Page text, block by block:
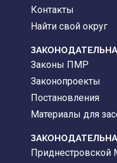
Контакты
Найти свой округ
Законы ПМР
Законопроекты
Постановления
Материалы для
Приднестровской